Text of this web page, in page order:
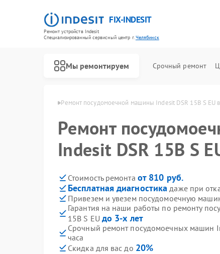
FIX-INDESIT
Ремонт устройств Indesit
Специализированный cервисный центр г.Челябинск
Мы ремонтируем Срочный ремонт
в Челябинске Ремонт посудомоечной машины Indesit DSR 15B S EU
Ремонт
Indesit DSR 15B S
Стоимость ремонта от 810 руб.
Бесплатная диагностика даже при
Привезем и увезем посудомоечную
Гарантия на наши работы по ремонту
15B S EU до 3-х лет
Срочный ремонт посудомоечных машин
часа
Скидка для вас до 20%